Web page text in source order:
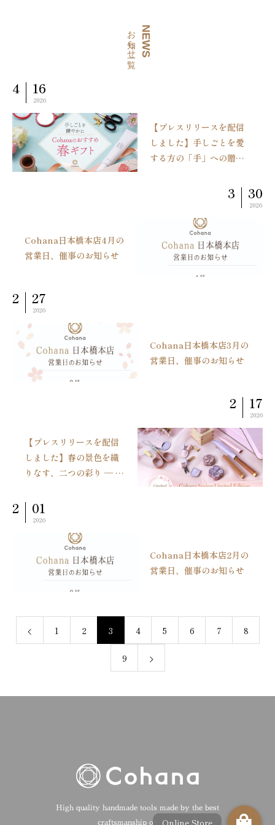
NEWS
お知らせ一覧
4 16
2026
【プレスリリースを配信
しました】手しごとを愛
する方の「手」への贈り
天然クレイ配合のハンド
ギフト」4/22新発売！
3 30
2026
Cohana日本橋本店4月の
営業日、催事のお知らせ
2 27
2026
Cohana日本橋本店3月の
営業日、催事のお知らせ
2 17
2026
【プレスリリースを配信
しました】春の景色を織
りなす、二つの彩り ― 上
ブランドCohanaから
「春の限定商品
SAKURA2026」が2026
年2月17日（火）に予約受
付開始
2 01
2026
Cohana日本橋本店2月の
営業日、催事のお知らせ
1 2 3 4 5 6 7 8
9
High quality handmade tools made by the best
craftsmanship of Japan